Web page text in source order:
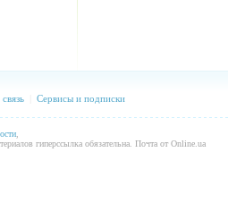
Сервисы и подписки
гиперссылка обязательна. Почта от Online.ua